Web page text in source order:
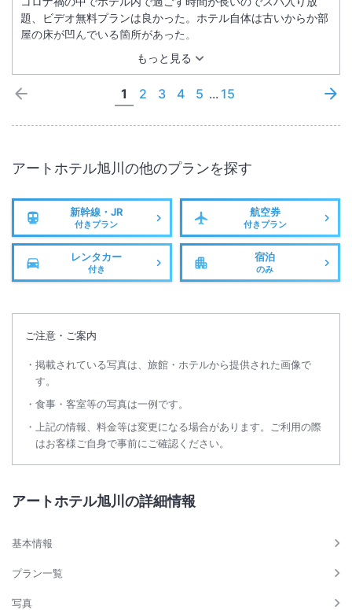
もっと見る
題、ビデオ無料プランは良かった。ホテル自体は古いからか部
屋の床が凹んでいる箇所があった。
1 2 3 4 5 ... 15
アートホテル旭川 の他のプランを探す
新幹線・JR
付きプラン
航空券
付きプラン
レンタカー
付き
宿泊
のみ
ご注意・ご案内
掲載されている写真は、旅館・ホテルから提供された画像で
す。
食事・客室等の写真は一例です。
上記の情報、料金等は変更になる場合があります。ご利用の際
はお客様ご自身で事前にご確認ください。
アートホテル旭川の詳細情報
基本情報
プラン一覧
写真